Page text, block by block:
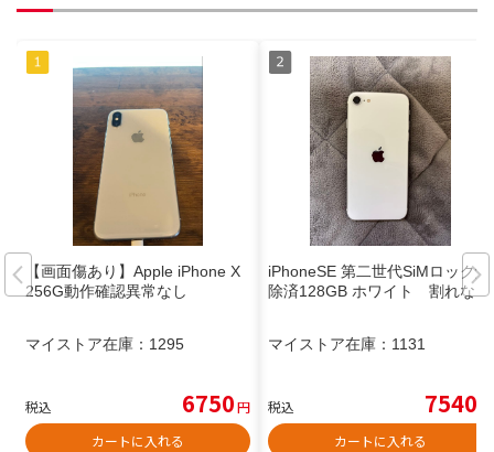
【画面傷あり】Apple iPhone X
256G動作確認異常なし
マイストア在庫： 1295
税込 6750円
カートに入れる
iPhoneSE 第二世代SiMロック解
除済128GB ホワイト 割れなし
マイストア在庫： 1131
税込 7540
カートに入れる